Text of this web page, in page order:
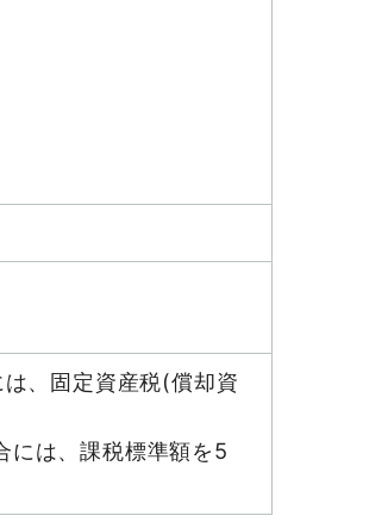
、固定資産税(償却資
には、課税標準額を5